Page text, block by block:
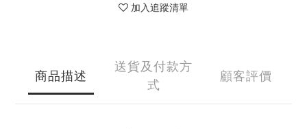
加入追蹤清單
商品描述
送貨及付款方
式
顧客評價